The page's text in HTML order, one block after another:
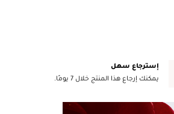
إسترجاع سهل
يمكنك إرجاع هذا المنتج خلال 7 يومًا.